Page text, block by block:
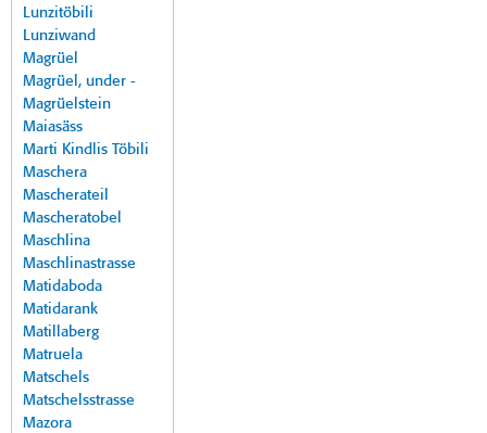
Lunzitöbili
Lunziwand
Magrüel
Magrüel, under -
Magrüelstein
Maiasäss
Marti Kindlis Töbili
Maschera
Mascherateil
Mascheratobel
Maschlina
Maschlinastrasse
Matidaboda
Matidarank
Matillaberg
Matruela
Matschels
Matschelsstrasse
Mazora